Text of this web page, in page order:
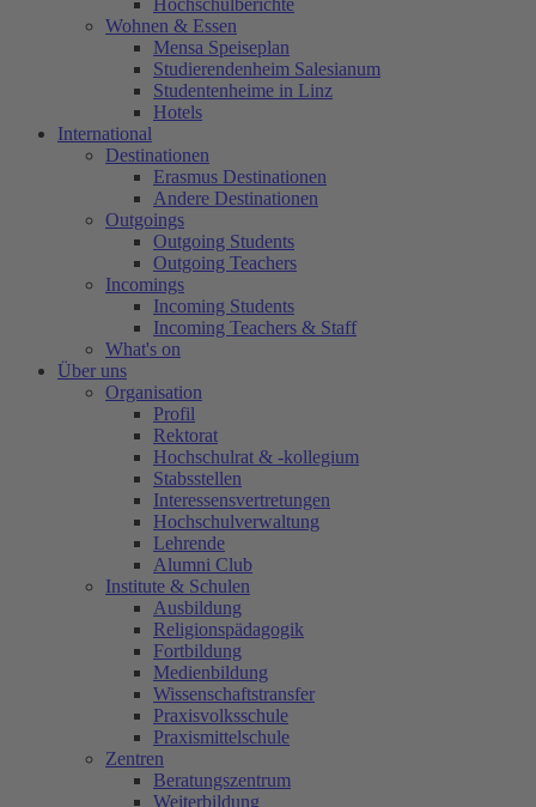
Hochschulberichte
Wohnen & Essen
Mensa Speiseplan
Studierendenheim Salesianum
Studentenheime in Linz
Hotels
International
Destinationen
Erasmus Destinationen
Andere Destinationen
Outgoings
Outgoing Students
Outgoing Teachers
Incomings
Incoming Students
Incoming Teachers & Staff
What's on
Über uns
Organisation
Profil
Rektorat
Hochschulrat & -kollegium
Stabsstellen
Interessensvertretungen
Hochschulverwaltung
Lehrende
Alumni Club
Institute & Schulen
Ausbildung
Religionspädagogik
Fortbildung
Medienbildung
Wissenschaftstransfer
Praxisvolksschule
Praxismittelschule
Zentren
Beratungszentrum
Weiterbildung